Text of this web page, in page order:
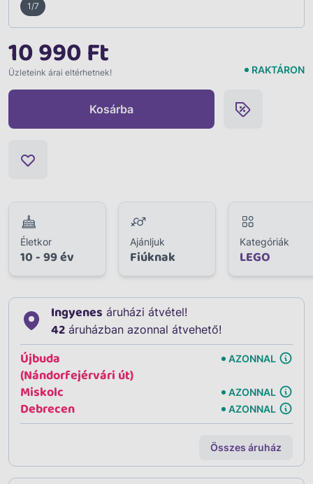
1/7
10 990 Ft
Üzleteink árai eltérhetnek! RAKTÁRON
Kosárba
Életkor
10 - 99 év
Ajánljuk
Fiúknak
Kategóriák
LEGO
Ingyenes áruházi átvétel!
42 áruházban azonnal átvehető!
Újbuda
(Nándorfejérvári út)
AZONNAL
Miskolc AZONNAL
Debrecen AZONNAL
Összes áruház